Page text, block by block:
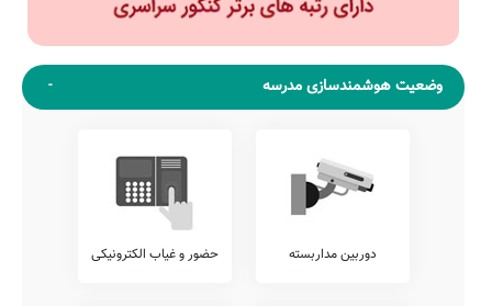
وضعیت هوشمندسازی مدرسه
دوربین مداربسته حضور و غیاب الکترونیکی